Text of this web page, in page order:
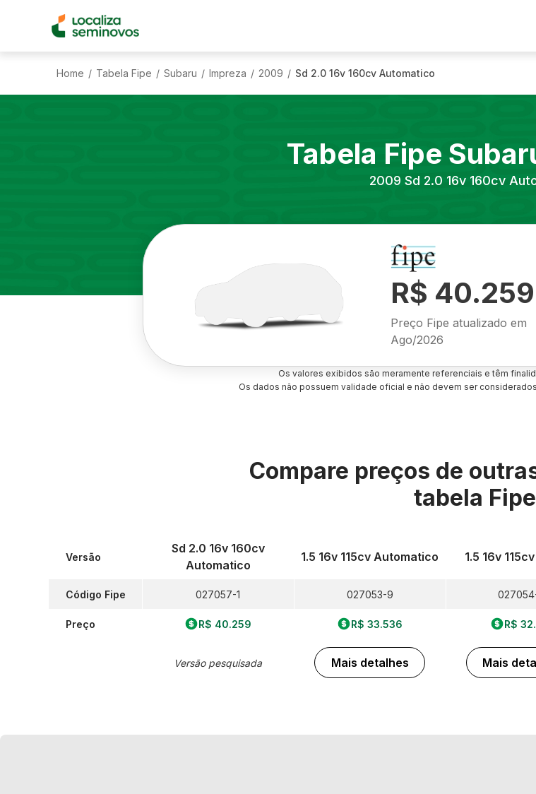
Home / Tabela Fipe / Subaru / Impreza / 2009 / Sd 2.0 16v 160cv Automatico
Tabela Fipe
2009 Sd 2.0 16v 160cv
R$ 40.259
Preço Fipe atualizado em
Ago/2026
Os valores exibidos são meramente referenciais e têm
Os dados não possuem validade oficial e não devem ser
Compare preços de
tabela Fipe
Versão
Código Fipe
Preço
Sd 2.0 16v 160cv
Automatico
027057-1
R$ 40.259
Versão pesquisada
1.5 16v 115cv Automatico
027053-9
R$ 33.536
Mais detalhes
1.5 16v
R$
Mais